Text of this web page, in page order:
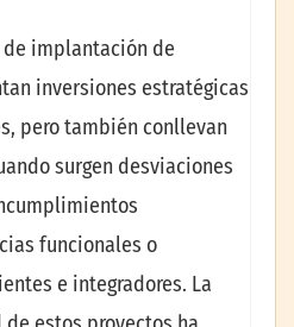
de implantación de
inversiones estratégicas
pero también conllevan
surgen desviaciones
funcionales o
e integradores. La